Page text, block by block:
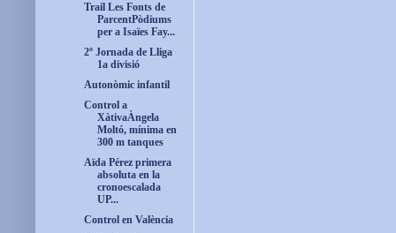
Trail Les Fonts de
ParcentPòdiums
per a Isaïes Fay...
2º Jornada de Lliga
1a divisió
Autonòmic infantil
Control a
XàtivaÀngela
Moltó, mínima en
300 m tanques
Aïda Pérez primera
absoluta en la
cronoescalada
UP...
Control en València